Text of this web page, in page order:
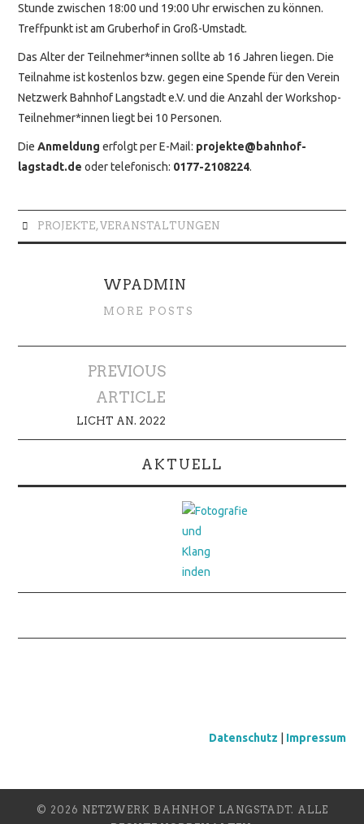
Stunde zwischen 18:00 und 19:00 Uhr erwischen zu können.
Treffpunkt ist am Gruberhof in Groß-Umstadt.
Das Alter der Teilnehmer*innen sollte ab 16 Jahren liegen. Die
Teilnahme ist kostenlos bzw. gegen eine Spende für den Verein
Netzwerk Bahnhof Langstadt e.V. und die Anzahl der Workshop-
Teilnehmer*innen liegt bei 10 Personen.
DieAnmeldungerfolgt per E-Mail: projekte@bahnhof-
lagstadt.de oder telefonisch: 0177-2108224.
PROJEKTE, VERANSTALTUNGEN
WPADMIN
MORE POSTS
Artikel-
Navigation
PREVIOUS
ARTICLE
LICHT AN. 2022
AKTUELL
Datenschutz Impressum
© 2026 NETZWERK BAHNHOF LANGSTADT. ALLE